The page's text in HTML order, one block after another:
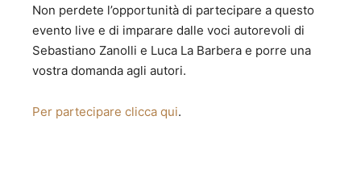
Non perdete l’opportunità di partecipare a questo
evento live e di imparare dalle voci autorevoli di
Sebastiano Zanolli e Luca La Barbera e porre una
vostra domanda agli autori.
Per partecipare clicca qui.